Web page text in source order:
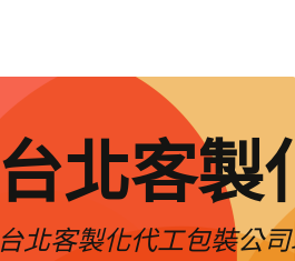
台北客製
台北客製化代工包裝公